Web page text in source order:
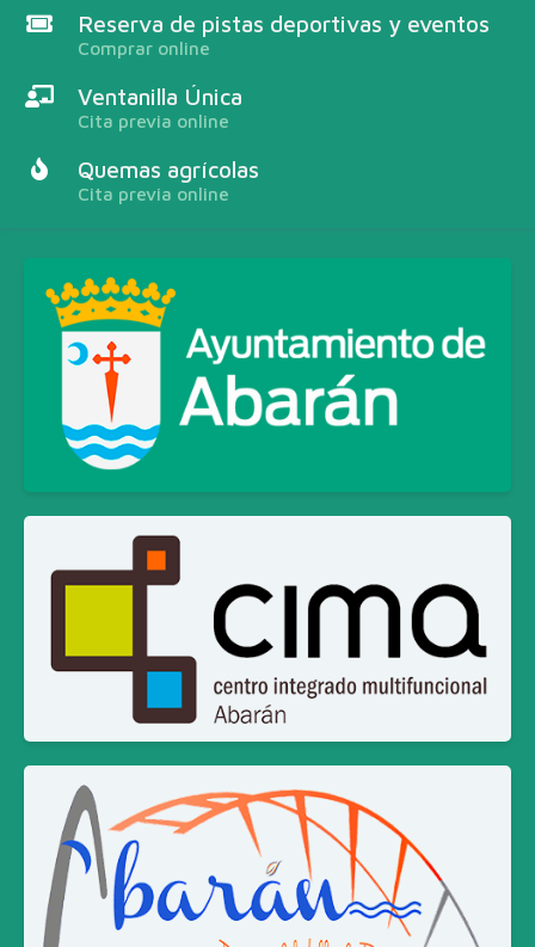
Reserva de pistas deportivas y eventos
Comprar online
Ventanilla Única
Cita previa online
Quemas agrícolas
Cita previa online